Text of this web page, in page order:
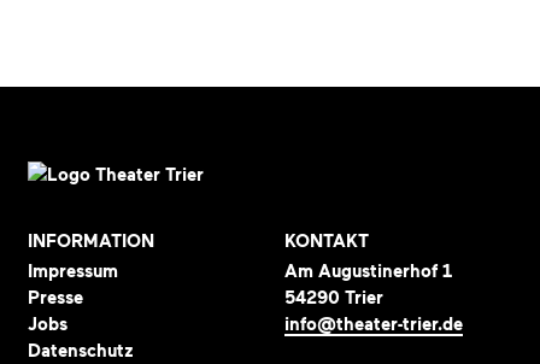
INFORMATION
Impressum
Presse
Jobs
Datenschutz
KONTAKT
Am Augustinerhof 1
54290 Trier
info@theater-trier.de